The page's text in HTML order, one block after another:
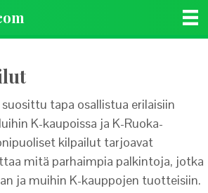
tapa osallistua erilaisiin
K-kaupoissa ja K-Ruoka-
kilpailut tarjoavat
mitä parhaimpia palkintoja, jotka
ja muihin K-kauppojen tuotteisiin.